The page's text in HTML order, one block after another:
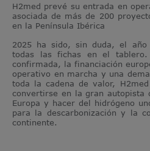
H2med prevé su entrada en
asociada de más de 200
en la Península Ibérica
2025 ha sido, sin duda, el año
todas las fichas en el
confirmada, la financiación
operativo en marcha y una
toda la cadena de valor,
convertirse en la gran autopista
Europa y hacer del hidrógeno
para la descarbonización y la
continente.